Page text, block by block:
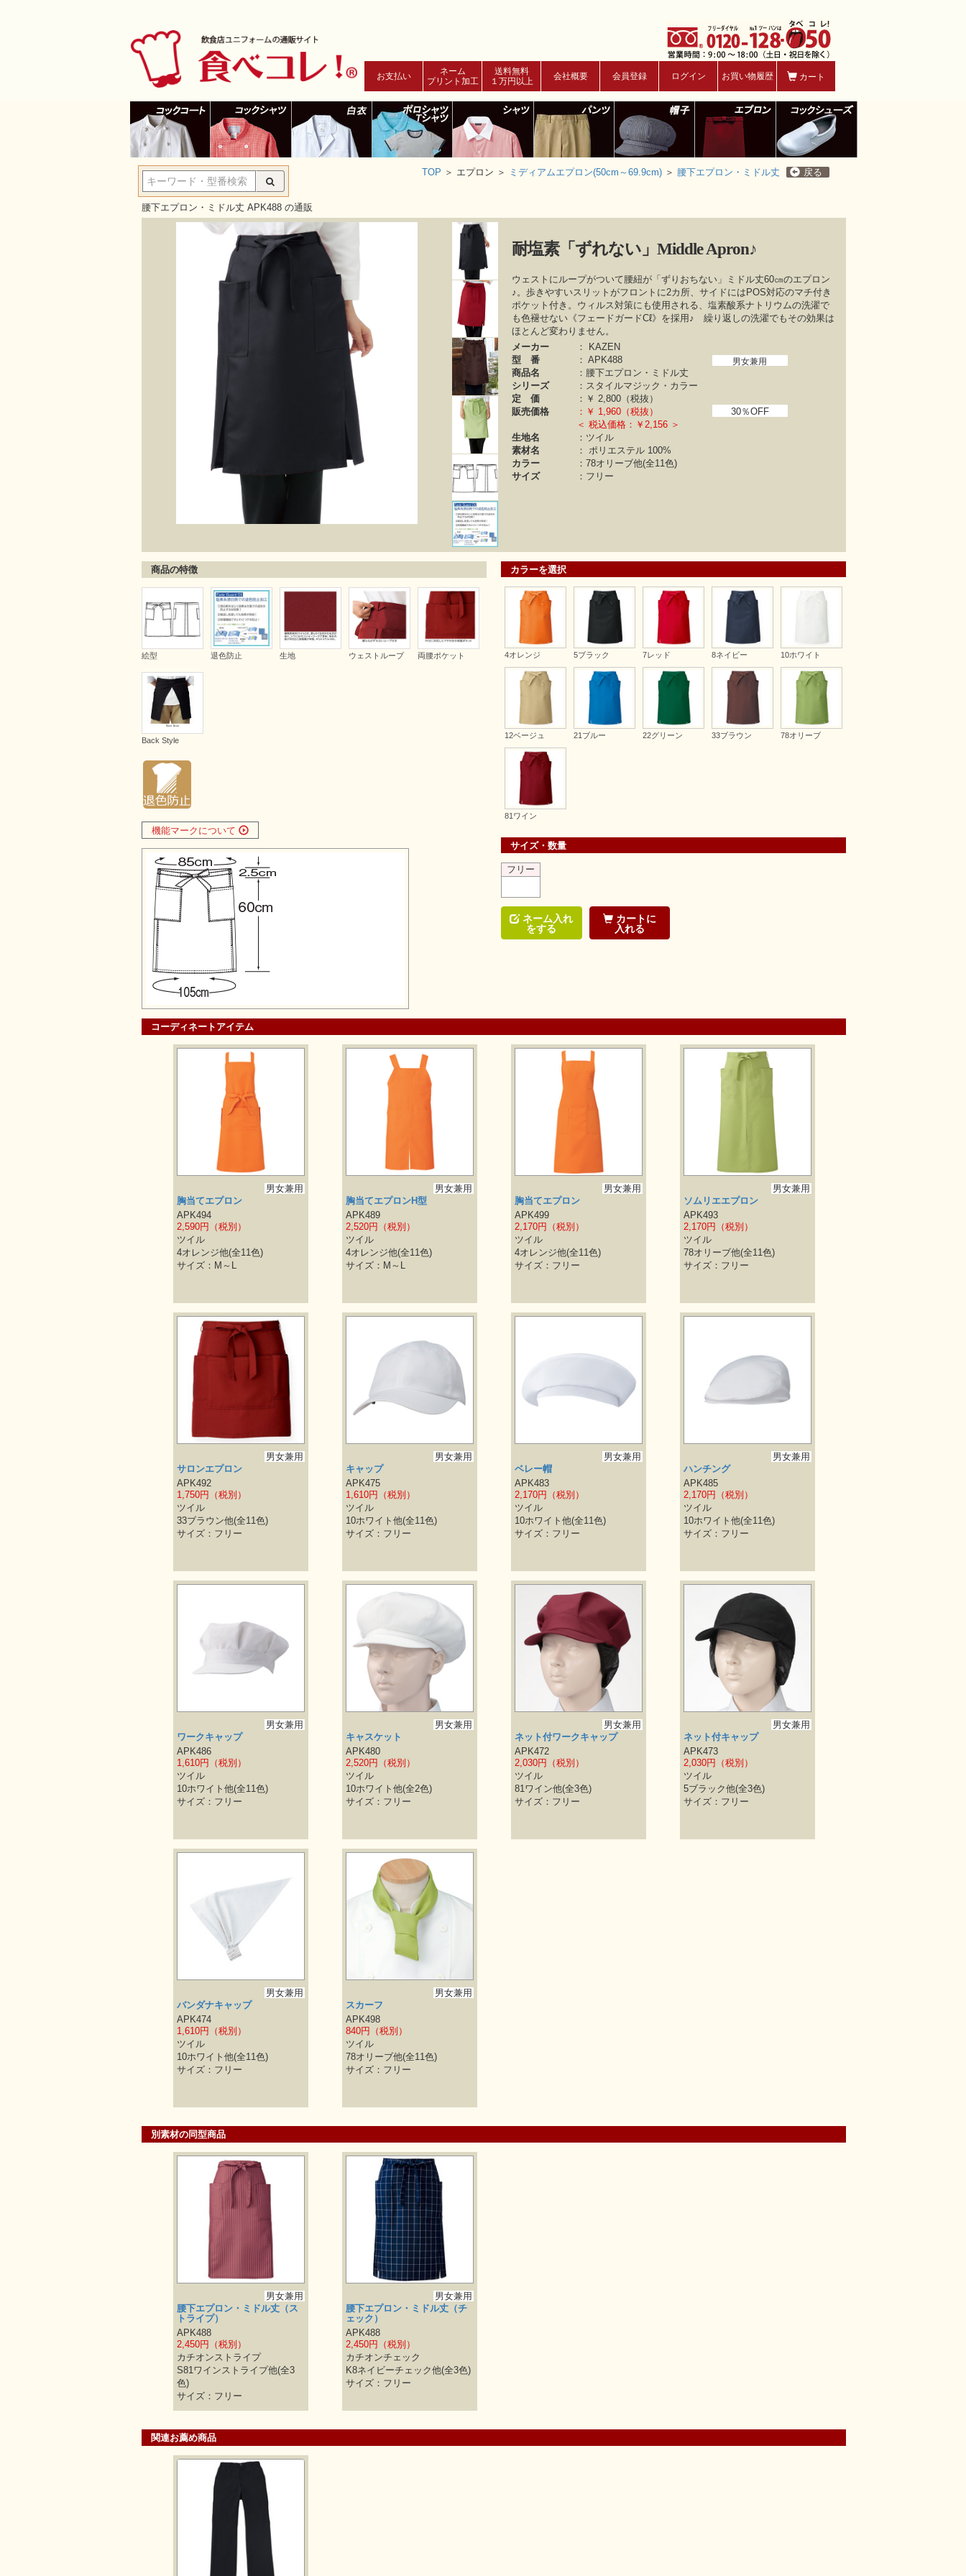
カート
お買い物履歴
ログイン
会員登録
会社概要
送料無料
１万円以上
ネーム
プリント加工
お支払い
TOP ＞ エプロン ＞ ミディアムエプロン(50cm～69.9cm) ＞ 腰下エプロン・ミドル丈 戻る
腰下エプロン・ミドル丈 APK488 の通販
耐塩素「ずれない」Middle Apron♪
ウェストにループがついて腰紐が「ずりおちない」ミドル丈60㎝のエプロン
♪。歩きやすいスリットがフロントに2カ所、サイドにはPOS対応のマチ付き
ポケット付き。ウィルス対策にも使用される、塩素酸系ナトリウムの洗濯で
も色褪せない《フェードガードCℓ》を採用♪ 繰り返しの洗濯でもその効果は
ほとんど変わりません。
メーカー
：
KAZEN
型 番
：APK488 男女兼用
商品名
：腰下エプロン・ミドル丈
シリーズ
： スタイルマジック・カラー
定 価
：￥2,800（税抜）
販売価格
：￥ 1,960（税抜）
30％OFF
＜ 税込価格：￥2,156 ＞
生地名
：ツイル
素材名
：ポリエステル 100%
カラー
：78オリーブ他(全11色)
サイズ
：フリー
商品の特徴
絵型 退色防止 生地 ウェストループ 両腰ポケット
Back Style
機能マークについて
カラーを選択
4オレンジ 5ブラック 7レッド 8ネイビー 10ホワイト
12ベージュ 21ブルー 22グリーン 33ブラウン 78オリーブ
81ワイン
サイズ・数量
フリー
ネーム入れ
をする
カートに
入れる
コーディネートアイテム
男女兼用
胸当てエプロン
APK494
2,590円（税別）
ツイル
4オレンジ他(全11色)
サイズ：M～L
男女兼用
胸当てエプロンH型
APK489
2,520円（税別）
ツイル
4オレンジ他(全11色)
サイズ：M～L
男女兼用
胸当てエプロン
APK499
2,170円（税別）
ツイル
4オレンジ他(全11色)
サイズ：フリー
男女兼用
ソムリエエプロン
APK493
2,170円（税別）
ツイル
78オリーブ他(全11色)
サイズ：フリー
男女兼用
サロンエプロン
APK492
1,750円（税別）
ツイル
33ブラウン他(全11色)
サイズ：フリー
男女兼用
キャップ
APK475
1,610円（税別）
ツイル
10ホワイト他(全11色)
サイズ：フリー
男女兼用
ベレー帽
APK483
2,170円（税別）
ツイル
10ホワイト他(全11色)
サイズ：フリー
男女兼用
ハンチング
APK485
2,170円（税別）
ツイル
10ホワイト他(全11色)
サイズ：フリー
男女兼用
ワークキャップ
APK486
1,610円（税別）
ツイル
10ホワイト他(全11色)
サイズ：フリー
男女兼用
キャスケット
APK480
2,520円（税別）
ツイル
10ホワイト他(全2色)
サイズ：フリー
男女兼用
ネット付ワークキャップ
APK472
2,030円（税別）
ツイル
81ワイン他(全3色)
サイズ：フリー
男女兼用
ネット付キャップ
APK473
2,030円（税別）
ツイル
5ブラック他(全3色)
サイズ：フリー
男女兼用
バンダナキャップ
APK474
1,610円（税別）
ツイル
10ホワイト他(全11色)
サイズ：フリー
男女兼用
スカーフ
APK498
840円（税別）
ツイル
78オリーブ他(全11色)
サイズ：フリー
別素材の同型商品
男女兼用
腰下エプロン・ミドル丈（ス
トライプ）
APK488
2,450円（税別）
カチオンストライプ
S81ワインストライプ他(全3
色)
サイズ：フリー
男女兼用
腰下エプロン・ミドル丈（チ
ェック）
APK488
2,450円（税別）
カチオンチェック
K8ネイビーチェック他(全3色)
サイズ：フリー
関連お薦め商品